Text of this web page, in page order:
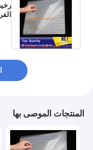
المنتجات الموصى بها